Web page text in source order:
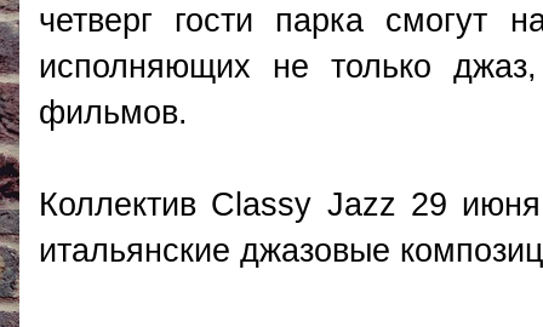
четверг гости парка смогут
исполняющих не только
фильмов.
Коллектив Classy Jazz 29
итальянские джазовые